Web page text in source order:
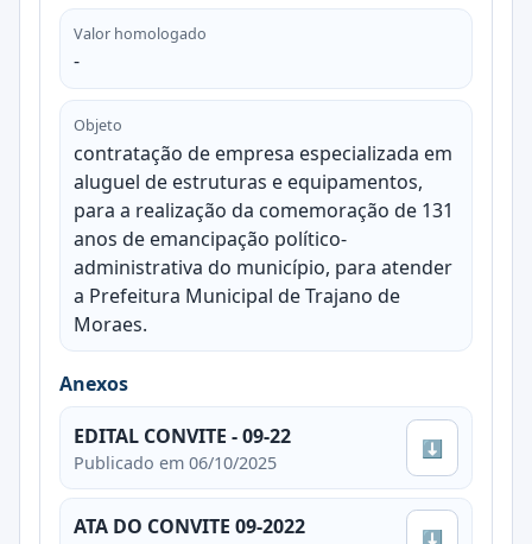
Valor homologado
-
Objeto
contratação de empresa especializada em
aluguel de estruturas e equipamentos,
para a realização da comemoração de 131
anos de emancipação político-
administrativa do município, para atender
a Prefeitura Municipal de Trajano de
Moraes.
Anexos
EDITAL CONVITE - 09-22
Publicado em 06/10/2025
⬇
ATA DO CONVITE 09-2022 ⬇